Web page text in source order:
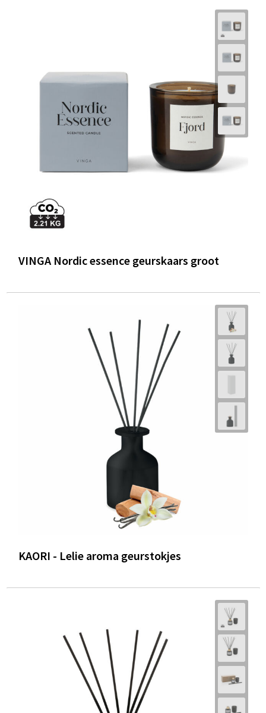
VINGA Nordic essence geurskaars groot
KAORI - Lelie aroma geurstokjes